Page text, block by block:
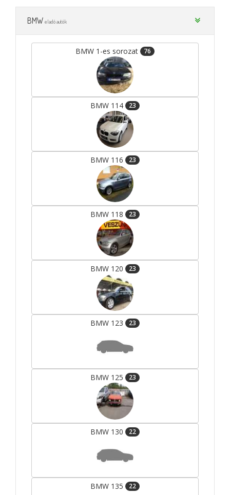
BMW eladó autók
BMW 1-es sorozat 76
BMW 114 23
BMW 116 23
BMW 118 23
BMW 120 23
BMW 123 23
BMW 125 23
BMW 130 22
BMW 135 22